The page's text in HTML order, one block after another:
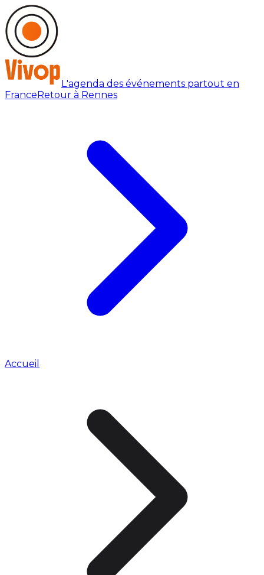
L'agenda des événements partout en
FranceRetour à Rennes
Accueil